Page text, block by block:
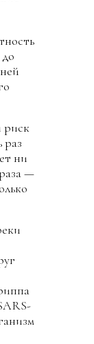
риск
раз
ни
—